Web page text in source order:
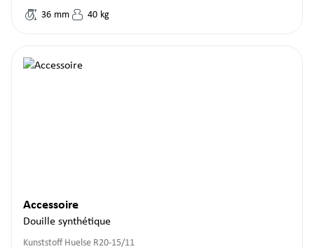
36 mm 40 kg
Accessoire
Douille synthétique
Kunststoff Huelse R20-15/11